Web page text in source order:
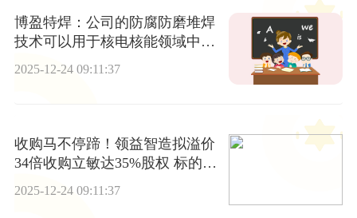
博盈特焊：公司的防腐防磨堆焊
技术可以用于核电核能领域中涉
及特殊焊接的设备或部件上
2025-12-24 09:11:37
收购马不停蹄！领益智造拟溢价
34倍收购立敏达35%股权 标的营
2025-12-24 09:11:37